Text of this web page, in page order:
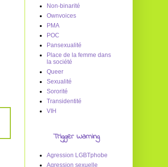
Non-binarité
Ownvoices
PMA
POC
Pansexualité
Place de la femme dans
la société
Queer
Sexualité
Sororité
Transidentité
VIH
Trigger Warning
Agression LGBTphobe
Agression sexuelle